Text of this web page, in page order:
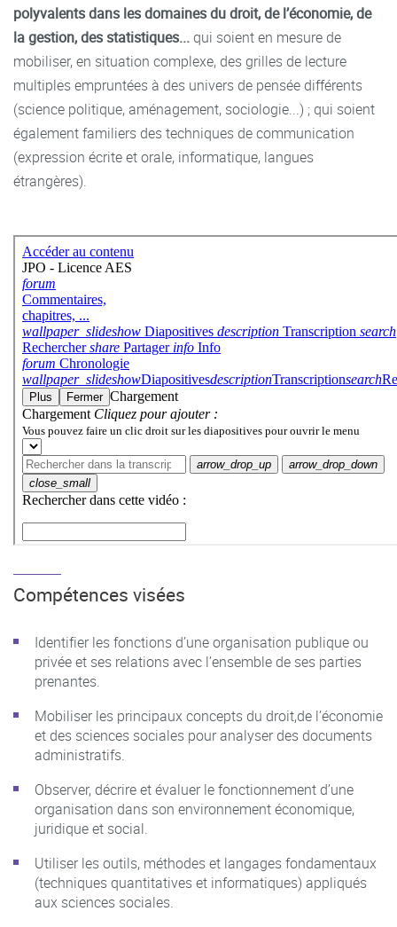
polyvalents dans les domaines du droit, de l’économie, de
la gestion, des statistiques...qui soient en mesure de
mobiliser, en situation complexe, des grilles de lecture
multiples empruntées à des univers de pensée différents
(science politique, aménagement, sociologie...) ; qui soient
également familiers des techniques de communication
(expression écrite et orale, informatique, langues
étrangères).
Compétences visées
Identifier les fonctions d’une organisation publique ou
privée et ses relations avec l’ensemble de ses parties
prenantes.
Mobiliser les principaux concepts du droit,de l’économie
et des sciences sociales pour analyser des documents
administratifs.
Observer, décrire et évaluer le fonctionnement d’une
organisation dans son environnement économique,
juridique et social.
Utiliser les outils, méthodes et langages fondamentaux
(techniques quantitatives et informatiques) appliqués
aux sciences sociales.